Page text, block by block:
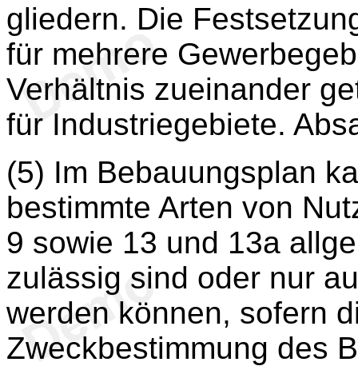
gliedern. Die
für mehrere
Verhältnis zueinander
für Industriegebiete.
(5) Im Bebauungsplan
bestimmte Arten von
9 sowie 13 und 13a
zulässig sind oder nur
werden können, sofern
Zweckbestimmung des